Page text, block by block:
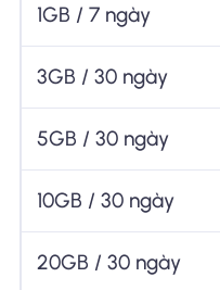
1GB / 7 ngày
3GB / 30 ngày
5GB / 30 ngày
10GB / 30 ngày
20GB / 30 ngày